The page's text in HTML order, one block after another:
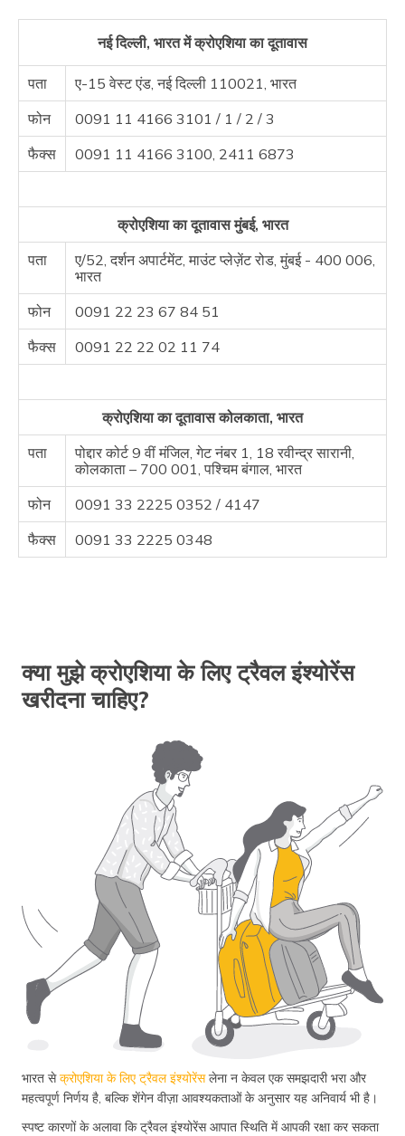
नई दिल्ली, भारत में क्रोएशिया का दूतावास
पता
ए-15 वेस्ट एंड, नई दिल्ली 110021, भारत
फोन
0091 11 4166 3101 / 1 / 2 / 3
फैक्स
0091 11 4166 3100, 2411 6873
क्रोएशिया का दूतावास मुंबई, भारत
पता
ए/52, दर्शन अपार्टमेंट, माउंट प्लेज़ेंट रोड, मुंबई - 400 006,
भारत
फोन
0091 22 23 67 84 51
फैक्स
0091 22 22 02 11 74
क्रोएशिया का दूतावास कोलकाता, भारत
पता
पोद्दार कोर्ट 9 वीं मंजिल, गेट नंबर 1, 18 रवीन्द्र सारानी,
कोलकाता – 700 001, पश्चिम बंगाल, भारत
फोन
0091 33 2225 0352 / 4147
फैक्स
0091 33 2225 0348
क्या मुझे क्रोएशिया के लिए ट्रैवल इंश्योरेंस
खरीदना चाहिए?
भारत सेक्रोएशिया के लिए ट्रैवल इंश्योरेंसलेना न केवल एक समझदारी भरा और
महत्वपूर्ण निर्णय है, बल्कि शेंगेन वीज़ा आवश्यकताओं के अनुसार यह अनिवार्य भी है।
स्पष्ट कारणों के अलावा कि ट्रैवल इंश्योरेंस आपात स्थिति में आपकी रक्षा कर सकता